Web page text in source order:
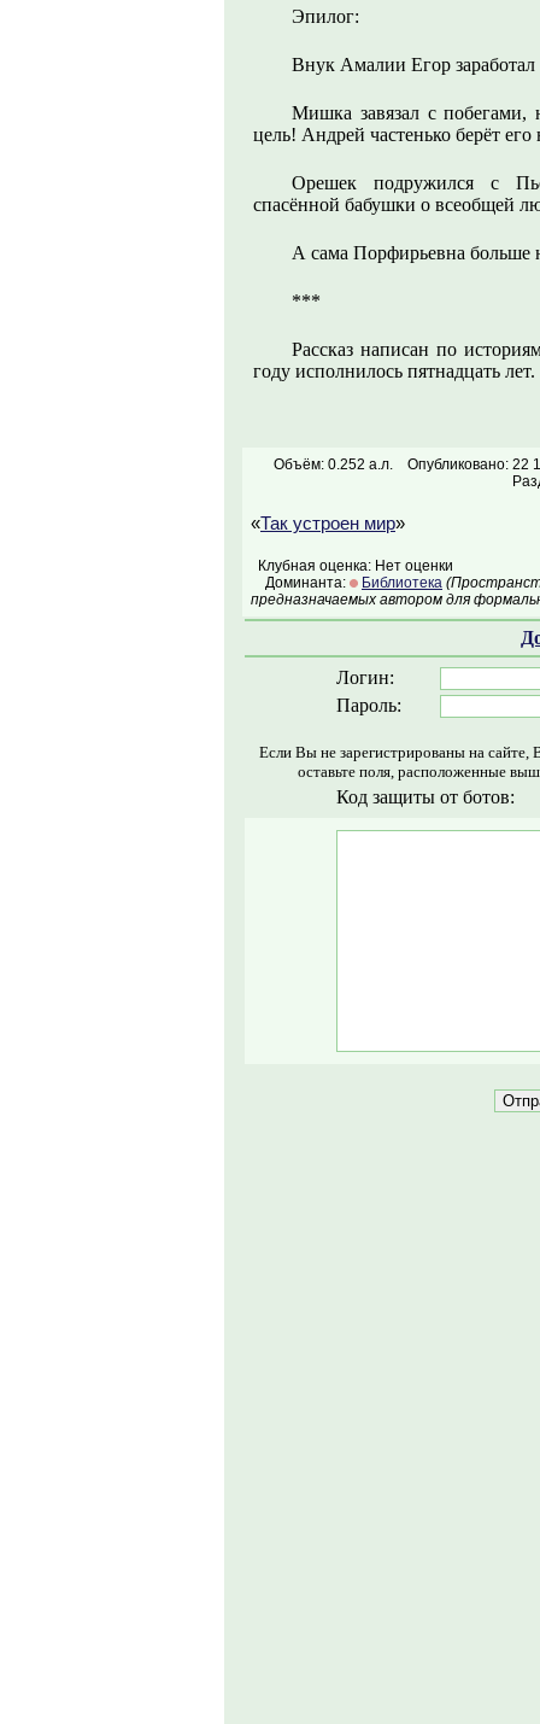
Эпилог:
Внук Амалии Егор
Мишка завязал с побегами,
цель! Андрей частенько берёт
Орешек подружился с
спасённой бабушки о всеобщей
А сама Порфирьевна больше
***
Рассказ написан по
году исполнилось пятнадцать лет.
Объём: 0.252 а.л.
Опубликовано: 22
«Так устроен мир»
Клубная оценка: Нет оценки
Доминанта:
Библиотека
предназначаемых автором для
Логин:
Пароль:
Если Вы не зарегистрированы на
оставьте поля, расположенные
Код защиты от ботов: